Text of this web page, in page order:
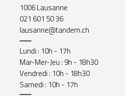
1006 Lausanne
021 601 50 36
lausanne@tandem.ch
Lundi : 10h - 17h
Mar-Mer-Jeu : 9h - 18h30
Vendredi : 10h - 18h30
Samedi : 10h - 17h